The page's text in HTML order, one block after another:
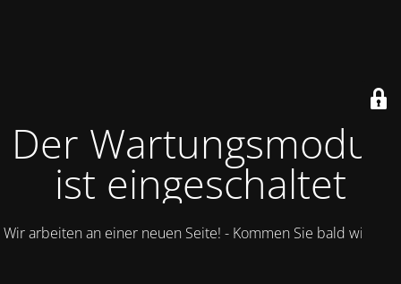
Der Wartungsmodus
ist eingeschaltet
Wir arbeiten an einer neuen Seite! - Kommen Sie bald wieder.